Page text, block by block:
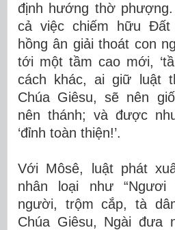
định hướng thờ
cả việc chiếm hữu
hồng ân giải thoát con
tới một tầm cao mới,
cách khác, ai giữ luật
Chúa Giêsu, sẽ nên
nên thánh; và được
‘đỉnh toàn thiện!’.
Với Môsê, luật phát
nhân loại như
người, trộm cắp, tà
Chúa Giêsu, Ngài đưa